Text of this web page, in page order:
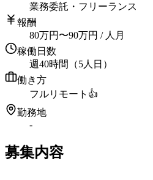
業務委託・フリーランス
報酬
80万円 〜90万円 / 人月
稼働日数
週40時間（5人日）
働き方
フルリモート 👍
勤務地
-
募集内容